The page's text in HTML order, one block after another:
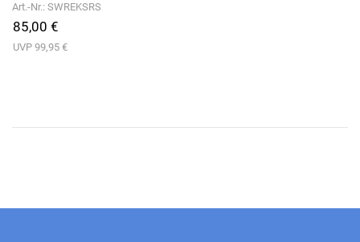
Art.-Nr.: SWREKSRS
85,00 €
UVP 99,95 €